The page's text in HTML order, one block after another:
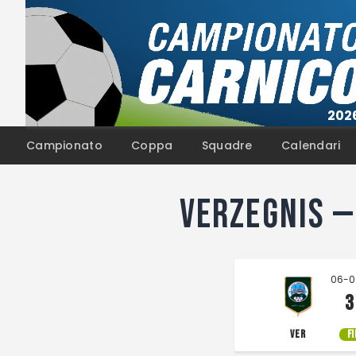
Campionato Coppa Squadre Calendari
Verzegnis
06-
VER